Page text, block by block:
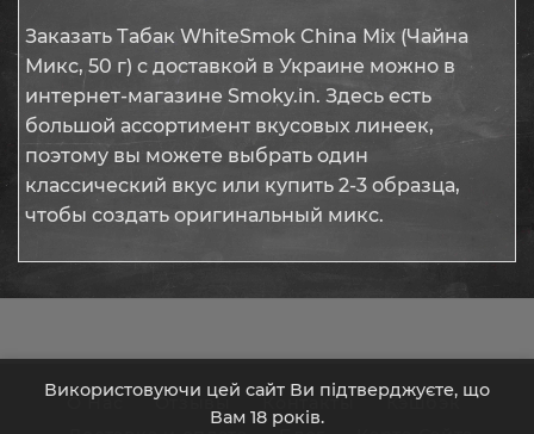
Заказать Табак WhiteSmok China Mix (Чайна
Микс, 50 г) с доставкой в Украине можно в
интернет-магазине Smoky.in. Здесь есть
большой ассортимент вкусовых линеек,
поэтому вы можете выбрать один
классический вкус или купить 2-3 образца,
чтобы создать оригинальный микс.
О Нас Отзывы Контакты
Кэшбэк
Використовуючи цей сайт Ви підтверджуєте, що
Вам 18 років.